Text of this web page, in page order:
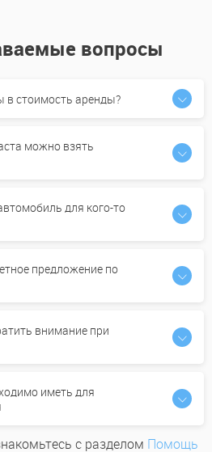
вопросы
в стоимость аренды?
можно взять
для кого-то
предложение по
внимание при
иметь для
с разделом Помощь